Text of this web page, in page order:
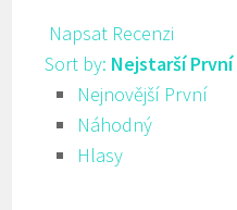
Napsat Recenzi
Sort by: Nejstarší První
Nejnovější První
Náhodný
Hlasy